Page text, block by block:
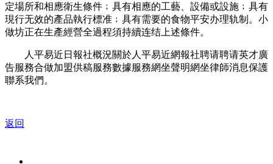
定場所和相應衛生條件﹔具有相應的工藝、設備或設施﹔具有
現行无效的產品執行標准﹔具有需要的食物平安办理轨制。小
做坊正在生產經營全過程須持續连结上述條件。
人平易近日報社概況關於人平易近網報社聘请聘请英才廣
告服務合做加盟供稿服務數據服務網坐聲明網坐律師消息保護
聯系我們。
返回